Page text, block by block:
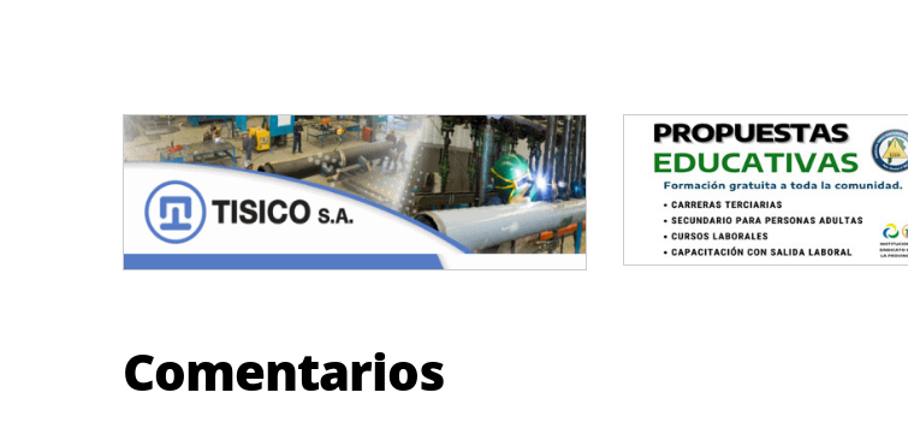
Comentarios